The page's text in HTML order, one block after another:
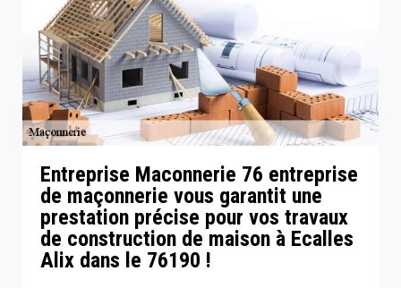
Entreprise Maconnerie 76 entreprise
de maçonnerie vous garantit une
prestation précise pour vos travaux
de construction de maison à Ecalles
Alix dans le 76190 !